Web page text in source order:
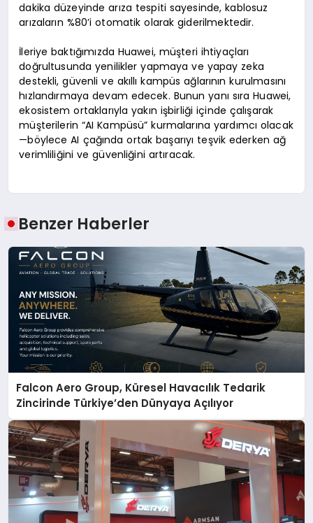
dakika düzeyinde arıza tespiti sayesinde, kablosuz
arızaların %80’i otomatik olarak giderilmektedir.
İleriye baktığımızda Huawei, müşteri ihtiyaçları
doğrultusunda yenilikler yapmaya ve yapay zeka
destekli, güvenli ve akıllı kampüs ağlarının kurulmasını
hızlandırmaya devam edecek. Bunun yanı sıra Huawei,
ekosistem ortaklarıyla yakın işbirliği içinde çalışarak
müşterilerin “AI Kampüsü” kurmalarına yardımcı olacak
—böylece AI çağında ortak başarıyı teşvik ederken ağ
verimliliğini ve güvenliğini artıracak.
Benzer Haberler
Falcon Aero Group, Küresel Havacılık Tedarik
Zincirinde Türkiye’den Dünyaya Açılıyor